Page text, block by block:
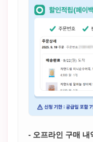
- 오프라인 구매 내